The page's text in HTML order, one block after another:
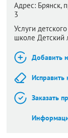
Адрес: Брянск,
3
Услуги
школе Детский
Добавить
Исправить
Заказать